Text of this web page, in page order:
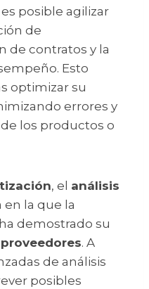
es posible agilizar
de
de contratos y la
Esto
optimizar su
errores y
los productos o
, el análisis
en la que la
ha demostrado su
. A
de análisis
posibles